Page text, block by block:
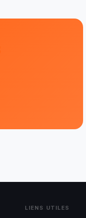
LIENS UTILES